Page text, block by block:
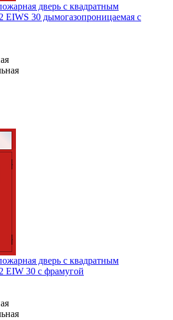
дверь с квадратным
30 дымогазопроницаемая с
дверь с квадратным
30 с фрамугой